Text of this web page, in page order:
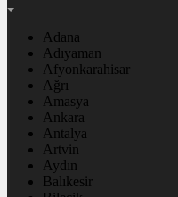
Adana
Adıyaman
Afyonkarahisar
Ağrı
Amasya
Ankara
Antalya
Artvin
Aydın
Balıkesir